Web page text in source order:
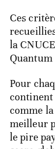
Ces
la
Quantum
Pour
continent
comme
meilleur
le pire